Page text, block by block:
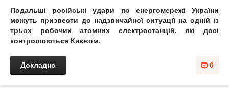
Подальші російські удари по енергомережі України
можуть призвести до надзвичайної ситуації на одній із
трьох робочих атомних електростанцій, які досі
контролюються Києвом.
0
Докладно